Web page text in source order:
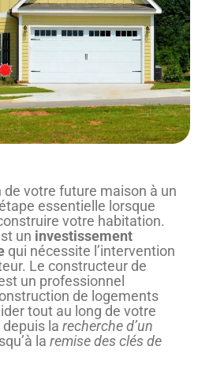
votre future maison à un
essentielle lorsque
votre habitation.
un investissement
qui nécessite l’intervention
Le constructeur de
un professionnel
de logements
tout au long de votre
la recherche d’un
la remise des clés de